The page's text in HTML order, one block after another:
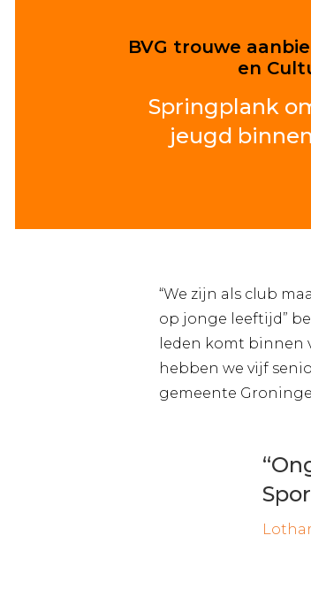
BVG trouwe
en
Springplank
jeugd
“We zijn als club
op jonge leeftijd”
leden komt binnen
hebben we vijf
gemeente